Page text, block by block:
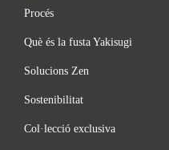
Procés
Què és la fusta Yakisugi
Solucions Zen
Sostenibilitat
Col·lecció exclusiva